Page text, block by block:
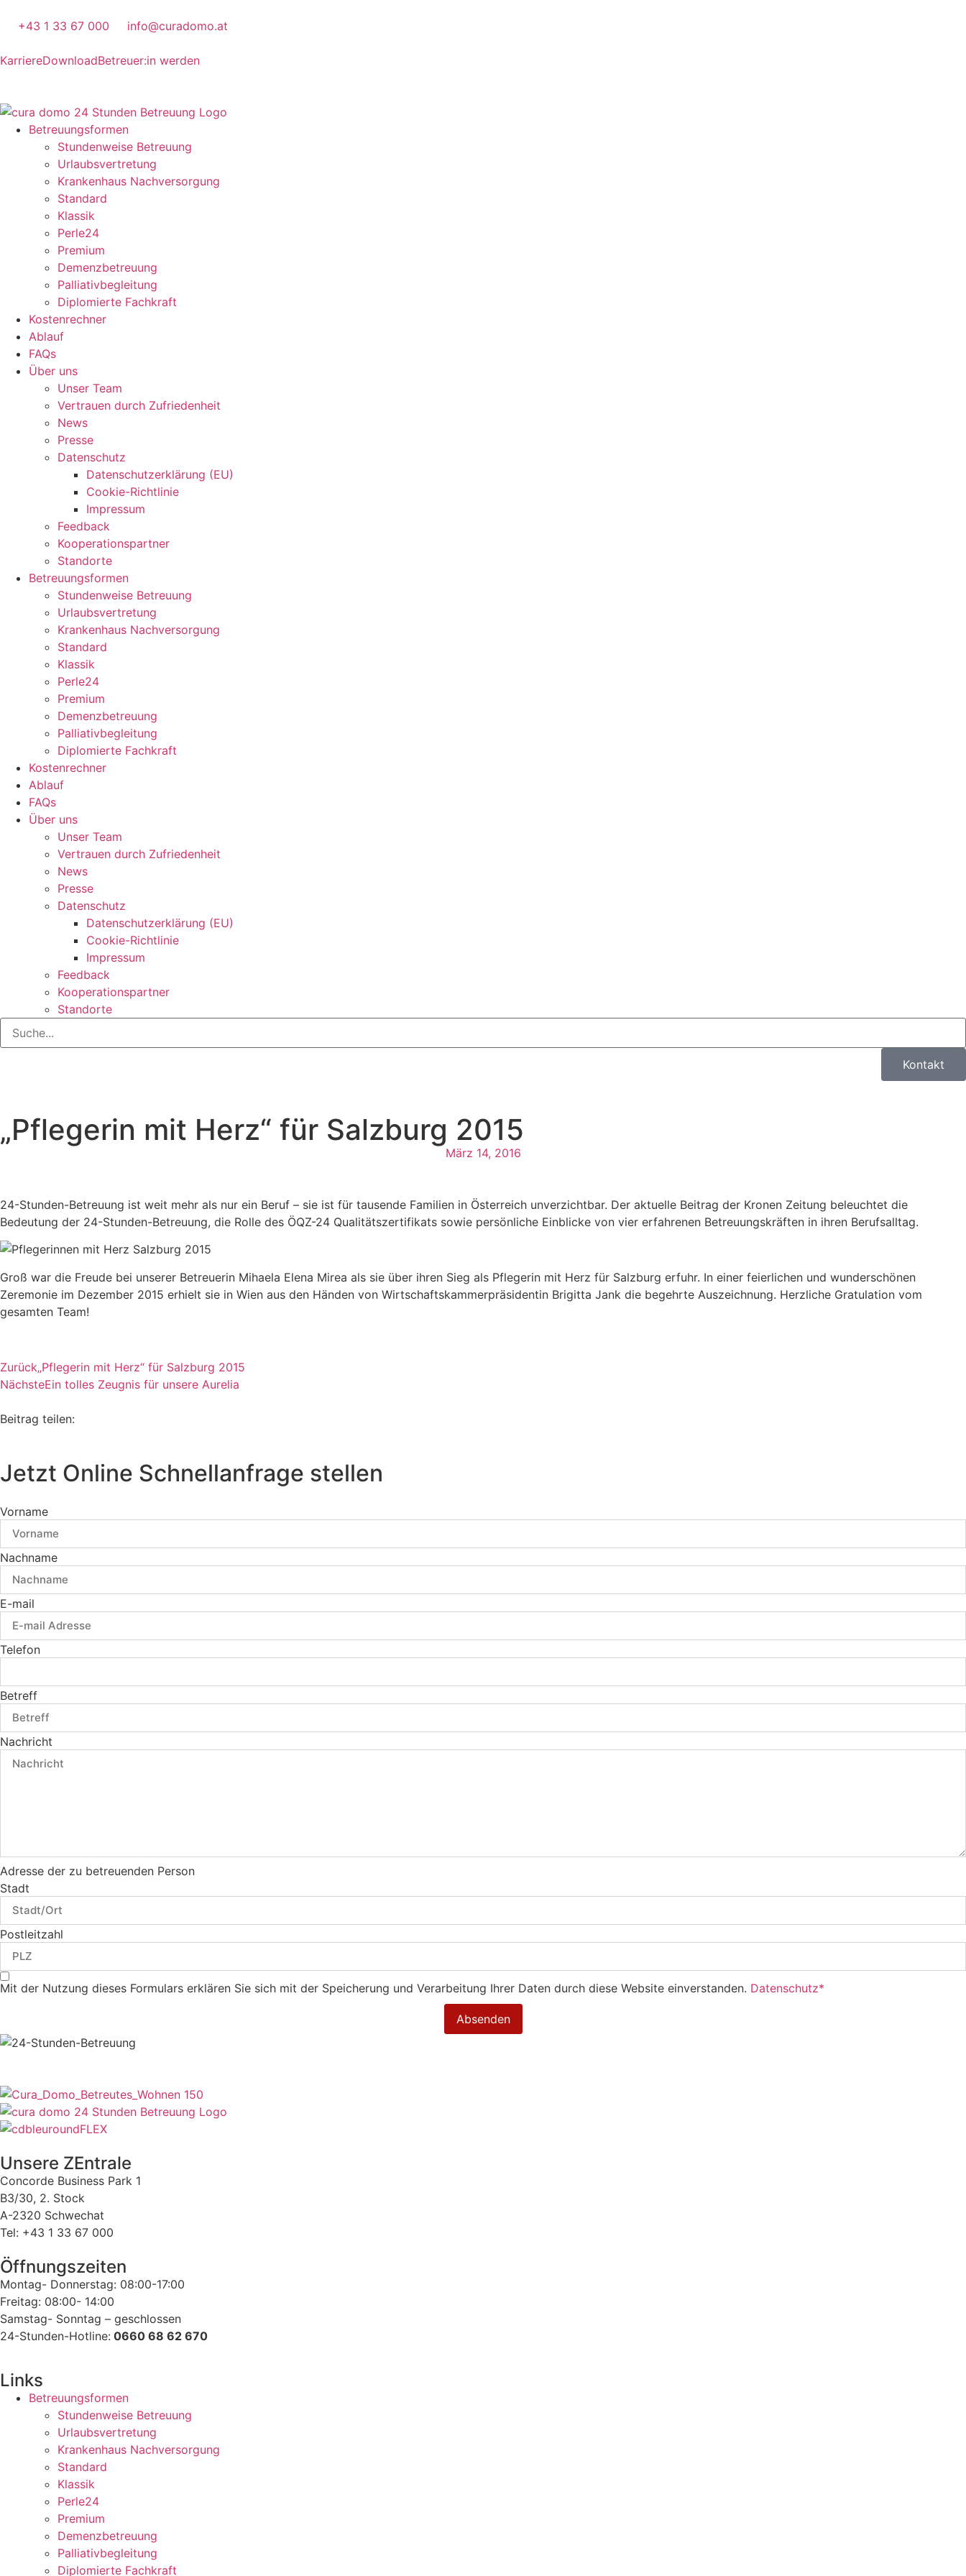
+43 1 33 67 000 info@curadomo.at
KarriereDownloadBetreuer:in werden
Betreuungsformen
Stundenweise Betreuung
Urlaubsvertretung
Krankenhaus Nachversorgung
Standard
Klassik
Perle24
Premium
Demenzbetreuung
Palliativbegleitung
Diplomierte Fachkraft
Kostenrechner
Ablauf
FAQs
Über uns
Unser Team
Vertrauen durch Zufriedenheit
News
Presse
Datenschutz
Datenschutzerklärung (EU)
Cookie-Richtlinie
Impressum
Feedback
Kooperationspartner
Standorte
Betreuungsformen
Stundenweise Betreuung
Urlaubsvertretung
Krankenhaus Nachversorgung
Standard
Klassik
Perle24
Premium
Demenzbetreuung
Palliativbegleitung
Diplomierte Fachkraft
Kostenrechner
Ablauf
FAQs
Über uns
Unser Team
Vertrauen durch Zufriedenheit
News
Presse
Datenschutz
Datenschutzerklärung (EU)
Cookie-Richtlinie
Impressum
Feedback
Kooperationspartner
Standorte
Kontakt
„Pflegerin mit Herz“ für Salzburg 2015
März 14, 2016
24-Stunden-Betreuung ist weit mehr als nur ein Beruf – sie ist für tausende Familien in Österreich unverzichtbar. Der aktuelle Beitrag der Kronen Zeitung beleuchtet die
Bedeutung der 24-Stunden-Betreuung, die Rolle des ÖQZ-24 Qualitätszertifikats sowie persönliche Einblicke von vier erfahrenen Betreuungskräften in ihren Berufsalltag.
Groß war die Freude bei unserer Betreuerin Mihaela Elena Mirea als sie über ihren Sieg als Pflegerin mit Herz für Salzburg erfuhr. In einer feierlichen und wunderschönen
Zeremonie im Dezember 2015 erhielt sie in Wien aus den Händen von Wirtschaftskammerpräsidentin Brigitta Jank die begehrte Auszeichnung. Herzliche Gratulation vom
gesamten Team!
Zurück„Pflegerin mit Herz“ für Salzburg 2015
NächsteEin tolles Zeugnis für unsere Aurelia
Beitrag teilen:
Jetzt Online Schnellanfrage stellen
Vorname
Nachname
E-mail
Telefon
Betreff
Nachricht
Adresse der zu betreuenden Person
Stadt
Postleitzahl
Mit der Nutzung dieses Formulars erklären Sie sich mit der Speicherung und Verarbeitung Ihrer Daten durch diese Website einverstanden. Datenschutz*
Absenden
Unsere ZEntrale
Concorde Business Park 1
B3/30, 2. Stock
A-2320 Schwechat
Tel: +43 1 33 67 000
Öffnungszeiten
Montag- Donnerstag: 08:00-17:00
Freitag: 08:00- 14:00
Samstag- Sonntag – geschlossen
24-Stunden-Hotline: 0660 68 62 670
Links
Betreuungsformen
Stundenweise Betreuung
Urlaubsvertretung
Krankenhaus Nachversorgung
Standard
Klassik
Perle24
Premium
Demenzbetreuung
Palliativbegleitung
Diplomierte Fachkraft